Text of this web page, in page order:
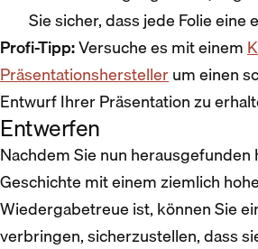
Sie sicher, dass jede Folie eine
Profi-Tipp:Versuche es mit einem
Präsentationsherstellerum einen
Entwurf Ihrer Präsentation zu
Entwerfen
Nachdem Sie nun herausgefunden
Geschichte mit einem ziemlich
Wiedergabetreue ist, können Sie
verbringen, sicherzustellen, dass